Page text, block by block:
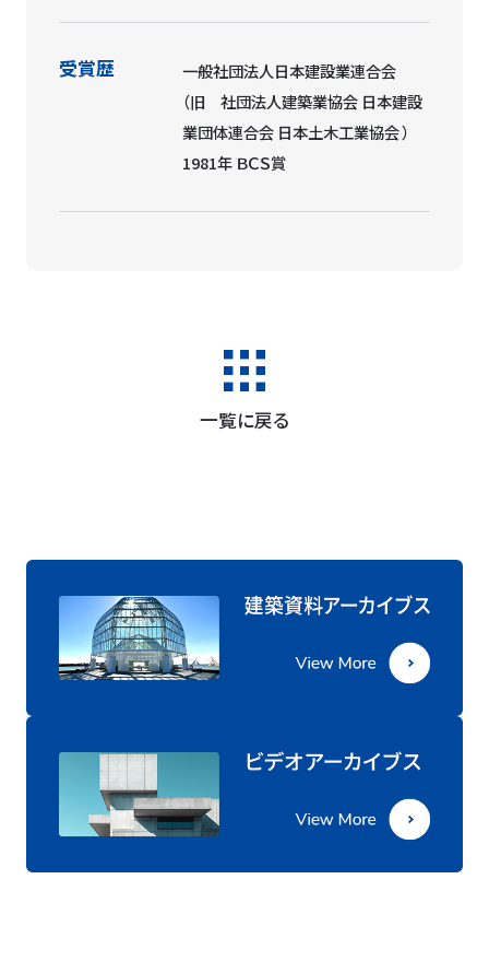
受賞歴
一般社団法人日本建設業連合会
（旧 社団法人建築業協会 日本建設
業団体連合会 日本土木工業協会 ）
1981年 ＢＣＳ賞
一覧に戻る